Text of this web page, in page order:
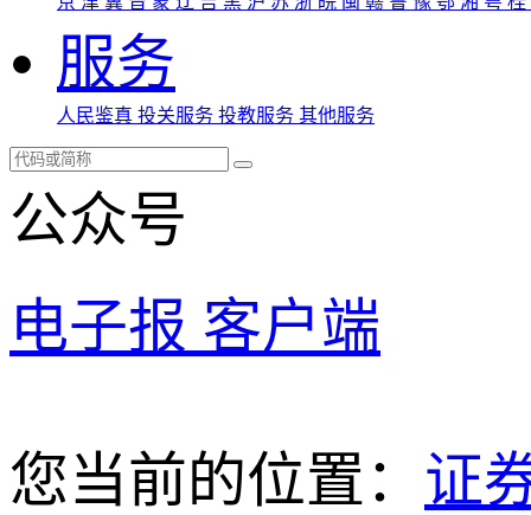
服务
人民鉴真 投关服务 投教服务 其他服务
公众号
电子报 客户端
您当前的位置： 证